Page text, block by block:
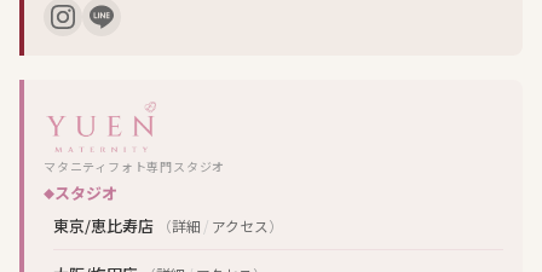
マタニティフォト専門スタジオ
スタジオ
東京/恵比寿店
（詳細 / アクセス）